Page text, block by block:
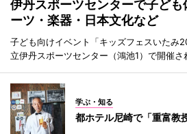
伊丹スポーツセンターで子ど
ーツ・楽器・日本文化など
子ども向けイベント「キッズフェスいたみ
立伊丹スポーツセンター（鴻池1）で開催さ
学ぶ・知る
都ホテル尼崎で「重富教